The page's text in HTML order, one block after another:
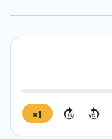
15
15
1×